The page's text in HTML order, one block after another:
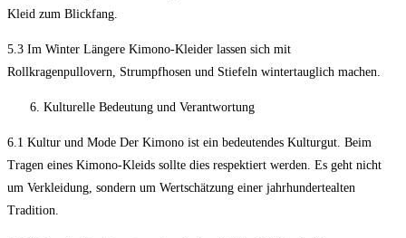
Kleid zum Blickfang.
5.3 Im Winter Längere Kimono-Kleider lassen sich mit
Rollkragenpullovern, Strumpfhosen und Stiefeln wintertauglich machen.
Kulturelle Bedeutung und Verantwortung
6.1 Kultur und Mode Der Kimono ist ein bedeutendes Kulturgut. Beim
Tragen eines Kimono-Kleids sollte dies respektiert werden. Es geht nicht
um Verkleidung, sondern um Wertschätzung einer jahrhundertealten
Tradition.